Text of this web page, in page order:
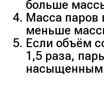
больше
Масса паров
меньше
Если объём
1,5 раза,